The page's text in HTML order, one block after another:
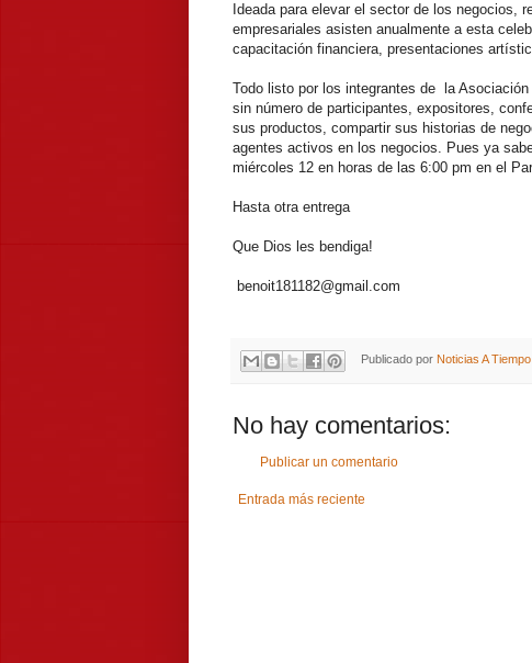
Ideada para elevar el sector de los negocios,
empresariales asisten anualmente a esta
capacitación financiera, presentaciones
Todo listo por los integrantes de la
sin número de participantes, expositores,
sus productos, compartir sus historias de
agentes activos en los negocios. Pues ya
miércoles 12 en horas de las 6:00 pm en el
Hasta otra entrega
Que Dios les bendiga!
benoit181182@gmail.com
Publicado por Noticias A Tiempo
No hay comentarios:
Publicar un comentario
Entrada más reciente